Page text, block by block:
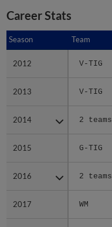
Career Stats
Season Team
2012 V-TIG
2013 V-TIG
2014 2 teams
2015 G-TIG
2016 2 teams
2017 WM
Season
2012
2013
2014
2015
2016
2017